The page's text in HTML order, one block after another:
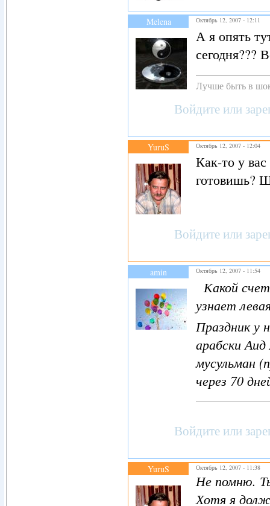
Melena Октябрь 12, 2007 - 12:11
А я опять
сегодня???
Лучше быть в
Войдите или
YuruS Октябрь 12, 2007 - 12:04
Как-то у
готовишь?
Войдите или
amin Октябрь 12, 2007 - 11:54
Какой
узнает
Праздник у
арабски
мусульман
через 70
Войдите или
YuruS Октябрь 12, 2007 - 11:38
Не помню.
Хотя я